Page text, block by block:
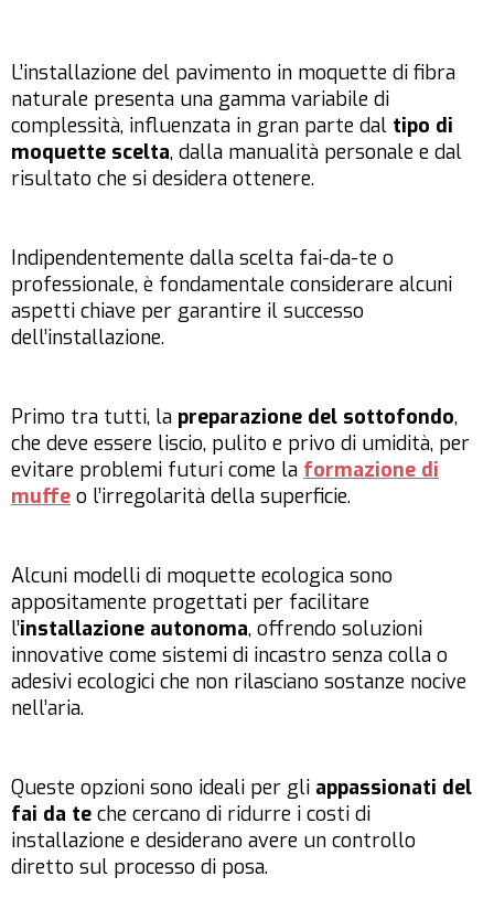
L’installazione del pavimento in moquette di fibra
naturale presenta una gamma variabile di
complessità, influenzata in gran parte dal tipo di
moquette scelta, dalla manualità personale e dal
risultato che si desidera ottenere.
Indipendentemente dalla scelta fai-da-te o
professionale, è fondamentale considerare alcuni
aspetti chiave per garantire il successo
dell’installazione.
Primo tra tutti, la preparazione del sottofondo,
che deve essere liscio, pulito e privo di umidità, per
evitare problemi futuri come la formazione di
muffe o l’irregolarità della superficie.
Alcuni modelli di moquette ecologica sono
appositamente progettati per facilitare
l’installazione autonoma, offrendo soluzioni
innovative come sistemi di incastro senza colla o
adesivi ecologici che non rilasciano sostanze nocive
nell’aria.
Queste opzioni sono ideali per gli appassionati del
fai da te che cercano di ridurre i costi di
installazione e desiderano avere un controllo
diretto sul processo di posa.